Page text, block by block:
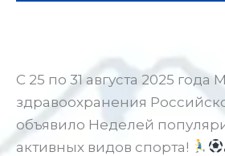
С 25 по 31 августа 2025 года
здравоохранения
объявило Неделей
активных видов спорта!